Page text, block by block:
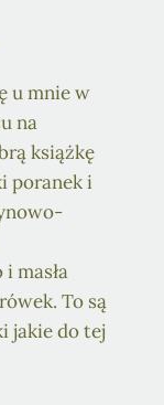
u mnie w
na
książkę
poranek i
masła
To są
jakie do tej